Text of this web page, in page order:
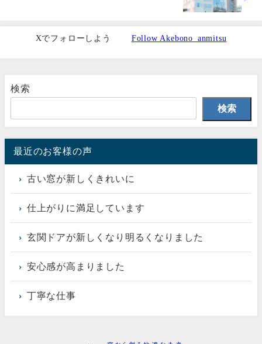
Xでフォローしよう Follow Akebono_anmitsu
検索
検索
最近のお客様の声
古い窓が新しくきれいに
仕上がりに満足しています
玄関ドアが新しくなり明るくなりました
安心感が高まりました
丁寧な仕事